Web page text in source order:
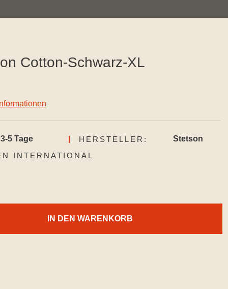
Cotton-Schwarz-XL
3-5 Tage HERSTELLER:
Stetson
INTERNATIONAL
IN DEN WARENKORB